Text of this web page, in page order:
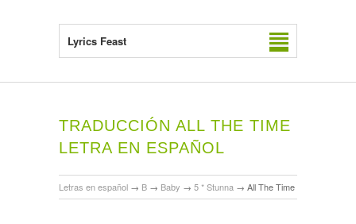
Lyrics Feast
TRADUCCIÓN ALL THE TIME
LETRA EN ESPAÑOL
Letras en español → B → Baby → 5 * Stunna → All The Time